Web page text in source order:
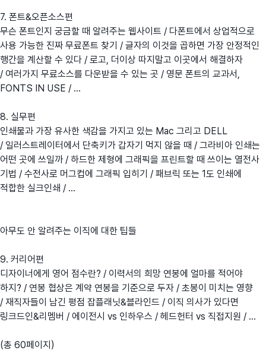
7. 폰트&오픈소스편
무슨 폰트인지 궁금할 때 알려주는 웹사이트 / 다폰트에서 상업적으로
사용 가능한 진짜 무료폰트 찾기 / 글자의 이것을 곱하면 가장 안정적인
행간을 계산할 수 있다 / 로고, 더이상 따지말고 이곳에서 해결하자
/ 여러가지 무료소스를 다운받을 수 있는 곳 / 영문 폰트의 교과서,
FONTS IN USE / ...
8. 실무편
인쇄물과 가장 유사한 색감을 가지고 있는 Mac 그리고 DELL
/ 일러스트레이터에서 단축키가 갑자기 먹지 않을 때 / 그라비아 인쇄는
어떤 곳에 쓰일까 / 하드한 제형에 그래픽을 프린트할 때 쓰이는 열전사
기법 / 수전사로 머그컵에 그래픽 입히기 / 패브릭 또는 1도 인쇄에
적합한 실크인쇄 / ...
아무도 안 알려주는 이직에 대한 팁들
9. 커리어편
디자이너에게 영어 점수란? / 이력서의 희망 연봉에 얼마를 적어야
하지? / 연봉 협상은 계약 연봉을 기준으로 두자 / 초봉이 미치는 영향
/ 재직자들이 남긴 평점 잡플래닛&블라인드 / 이직 의사가 있다면
링크드인&리멤버 / 에이전시 vs 인하우스 / 헤드헌터 vs 직접지원 / ...
(총 60페이지)